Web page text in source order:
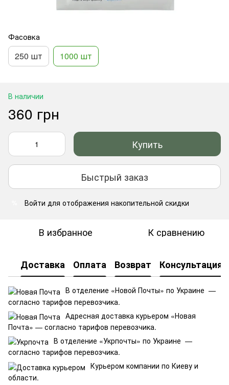
Фасовка
250 шт 1000 шт
В наличии
360 грн
Купить
Быстрый заказ
Войти для отображения накопительной скидки
В избранное К сравнению
Доставка Оплата Возврат Консультация
В отделение «Новой Почты» по Украине —
согласно тарифов перевозчика.
Адресная доставка курьером «Новая
Почта» — согласно тарифов перевозчика.
В отделение «Укрпочты» по Украине —
согласно тарифов перевозчика.
Курьером компании по Киеву и
области.